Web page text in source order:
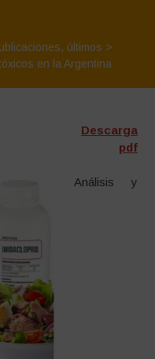
, últimos >
en la Argentina
Descarga
pdf
Análisis y